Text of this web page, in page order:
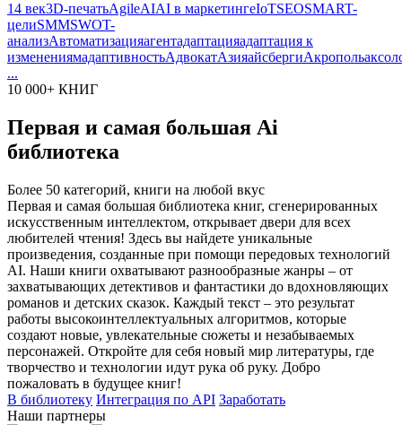
14 век3D-печатьAgileAIAI в маркетингеIoTSEOSMART-
целиSMMSWOT-
анализАвтоматизацияагентадаптацияадаптация к
изменениямадаптивностьАдвокатАзияайсбергиАкрополь
...
10 000+ КНИГ
Первая и самая большая Ai
библиотека
Более 50 категорий, книги на любой вкус
Первая и самая большая библиотека книг, сгенерированных
искусственным интеллектом, открывает двери для всех
любителей чтения! Здесь вы найдете уникальные
произведения, созданные при помощи передовых технологий
AI. Наши книги охватывают разнообразные жанры – от
захватывающих детективов и фантастики до вдохновляющих
романов и детских сказок. Каждый текст – это результат
работы высокоинтеллектуальных алгоритмов, которые
создают новые, увлекательные сюжеты и незабываемых
персонажей. Откройте для себя новый мир литературы, где
творчество и технологии идут рука об руку. Добро
пожаловать в будущее книг!
В библиотеку Интеграция по API Заработать
Наши партнеры